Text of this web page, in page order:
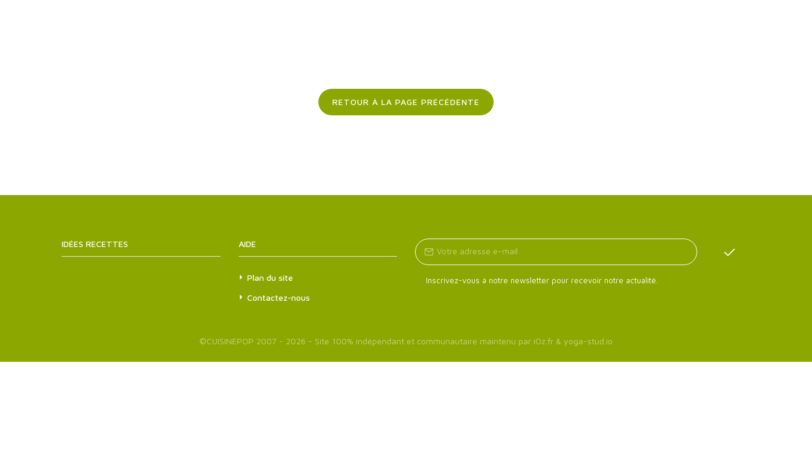
RETOUR À LA PAGE PRÉCÉDENTE
IDÉES RECETTES AIDE
Plan du site
Contactez-nous
Inscrivez-vous à notre newsletter pour recevoir notre actualité.
©CUISINEPOP 2007 - 2026 - Site 100% indépendant et communautaire maintenu par iOz.fr & yoga-stud.io